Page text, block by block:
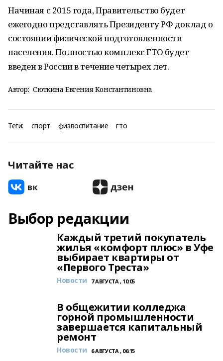
Начиная с 2015 года, Правительство будет
ежегодно представлять Президенту РФ доклад о
состоянии физической подготовленности
населения. Полностью комплекс ГТО будет
введен в России в течение четырех лет.
Автор: Сюткина Евгения Константиновна
Теги: спорт физвоспитание гто
Читайте нас
Выбор редакции
Каждый третий покупатель
жилья «комфорт плюс» в Уфе
выбирает квартиры от
«Первого Треста»
Новости 7 АВГУСТА , 10:05
В общежитии колледжа
горной промышленности
завершается капитальный
ремонт
Новости 6 АВГУСТА , 06:15